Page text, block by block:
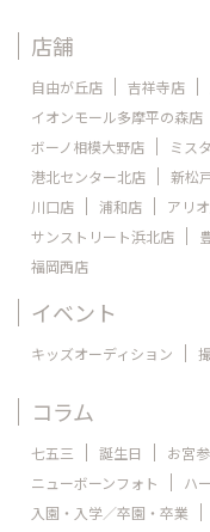
店舗
自由が丘店 吉祥寺店
イオンモール多摩平の森店
ボーノ相模大野店
ミス
港北センター北店
新松
川口店
浦和店 アリ
サンストリート浜北店
福岡西店
イベント
キッズオーディション
コラム
七五三 誕生日 お宮
ニューボーンフォト
ハ
入園・入学／卒園・卒業